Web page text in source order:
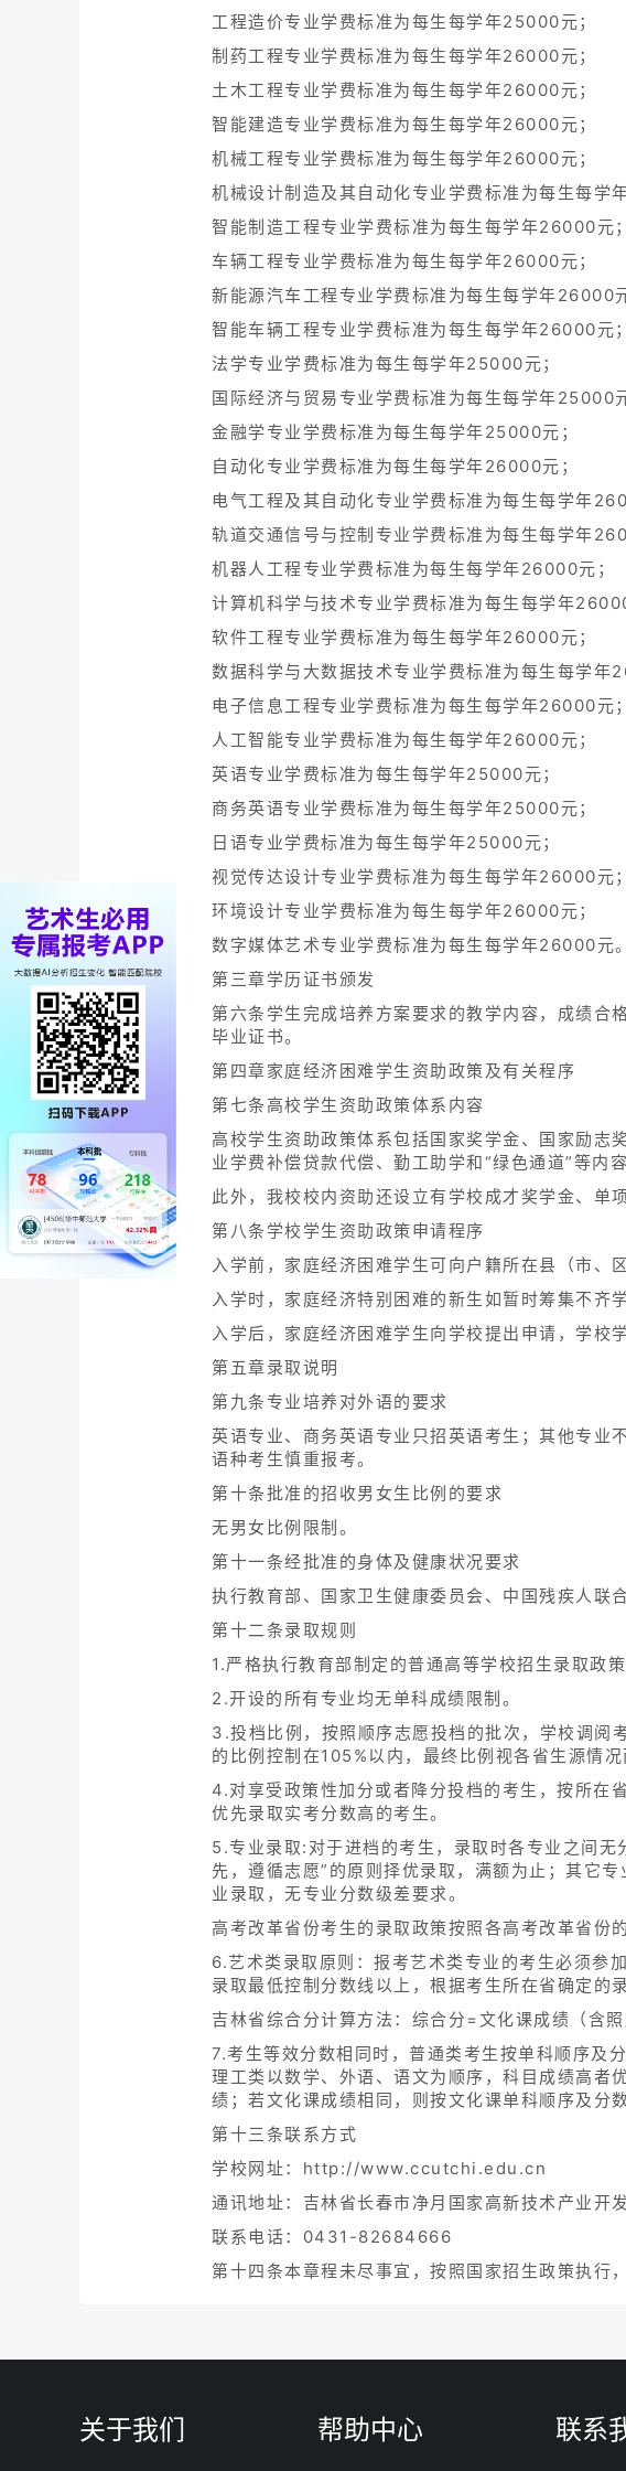
工程造价专业学费标准为每生每学年25000元；
制药工程专业学费标准为每生每学年26000元；
土木工程专业学费标准为每生每学年26000元；
智能建造专业学费标准为每生每学年26000元；
机械工程专业学费标准为每生每学年26000元；
机械设计制造及其自动化专业学费标准为每生每学
智能制造工程专业学费标准为每生每学年26000元；
车辆工程专业学费标准为每生每学年26000元；
新能源汽车工程专业学费标准为每生每学年26000
智能车辆工程专业学费标准为每生每学年26000元；
法学专业学费标准为每生每学年25000元；
国际经济与贸易专业学费标准为每生每学年25000
金融学专业学费标准为每生每学年25000元；
自动化专业学费标准为每生每学年26000元；
电气工程及其自动化专业学费标准为每生每学年
轨道交通信号与控制专业学费标准为每生每学年
机器人工程专业学费标准为每生每学年26000元；
计算机科学与技术专业学费标准为每生每学年
软件工程专业学费标准为每生每学年26000元；
数据科学与大数据技术专业学费标准为每生每学年
电子信息工程专业学费标准为每生每学年26000元；
人工智能专业学费标准为每生每学年26000元；
英语专业学费标准为每生每学年25000元；
商务英语专业学费标准为每生每学年25000元；
日语专业学费标准为每生每学年25000元；
视觉传达设计专业学费标准为每生每学年26000元；
环境设计专业学费标准为每生每学年26000元；
数字媒体艺术专业学费标准为每生每学年26000元。
第三章学历证书颁发
第六条学生完成培养方案要求的教学内容，成绩合
毕业证书。
第四章家庭经济困难学生资助政策及有关程序
第七条高校学生资助政策体系内容
高校学生资助政策体系包括国家奖学金、国家励志
业学费补偿贷款代偿、勤工助学和“绿色通道”等内容
此外，我校校内资助还设立有学校成才奖学金、单
第八条学校学生资助政策申请程序
入学前，家庭经济困难学生可向户籍所在县（市、
入学时，家庭经济特别困难的新生如暂时筹集不齐
入学后，家庭经济困难学生向学校提出申请，学校
第五章录取说明
第九条专业培养对外语的要求
英语专业、商务英语专业只招英语考生；其他专业
语种考生慎重报考。
第十条批准的招收男女生比例的要求
无男女比例限制。
第十一条经批准的身体及健康状况要求
执行教育部、国家卫生健康委员会、中国残疾人联
第十二条录取规则
1.严格执行教育部制定的普通高等学校招生录取政策
2.开设的所有专业均无单科成绩限制。
3.投档比例，按照顺序志愿投档的批次，学校调阅
的比例控制在105%以内，最终比例视各省生源情
4.对享受政策性加分或者降分投档的考生，按所在
优先录取实考分数高的考生。
5.专业录取:对于进档的考生，录取时各专业之间
先，遵循志愿”的原则择优录取，满额为止；其它
业录取，无专业分数级差要求。
高考改革省份考生的录取政策按照各高考改革省份
6.艺术类录取原则：报考艺术类专业的考生必须参
录取最低控制分数线以上，根据考生所在省确定的
吉林省综合分计算方法：综合分=文化课成绩（含
7.考生等效分数相同时，普通类考生按单科顺序及
理工类以数学、外语、语文为顺序，科目成绩高者
绩；若文化课成绩相同，则按文化课单科顺序及分
第十三条联系方式
学校网址：http://www.ccutchi.edu.cn
通讯地址：吉林省长春市净月国家高新技术产业开
联系电话：0431-82684666
第十四条本章程未尽事宜，按照国家招生政策执行
关于我们 帮助中心 联系